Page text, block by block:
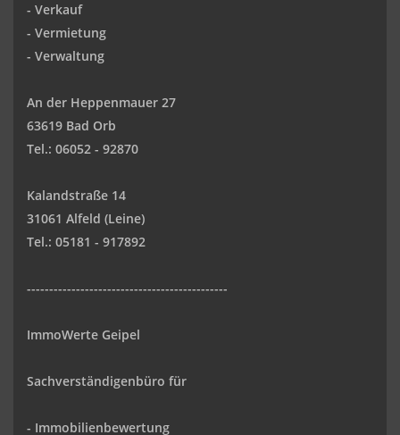
- Verkauf
- Vermietung
- Verwaltung
An der Heppenmauer 27
63619 Bad Orb
Tel.: 06052 - 92870
Kalandstraße 14
31061 Alfeld (Leine)
Tel.: 05181 - 917892
---------------------------------------------
ImmoWerte Geipel
Sachverständigenbüro für
- Immobilienbewertung